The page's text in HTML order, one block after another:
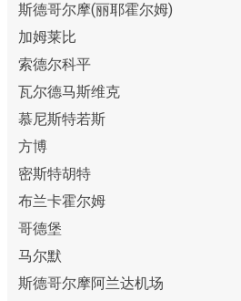
斯德哥尔摩(丽耶霍尔姆)
加姆莱比
索德尔科平
瓦尔德马斯维克
慕尼斯特若斯
方博
密斯特胡特
布兰卡霍尔姆
哥德堡
马尔默
斯德哥尔摩阿兰达机场